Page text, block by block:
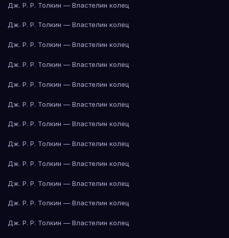
Дж. Р. Р. Толкин — Властелин колец
Дж. Р. Р. Толкин — Властелин колец
Дж. Р. Р. Толкин — Властелин колец
Дж. Р. Р. Толкин — Властелин колец
Дж. Р. Р. Толкин — Властелин колец
Дж. Р. Р. Толкин — Властелин колец
Дж. Р. Р. Толкин — Властелин колец
Дж. Р. Р. Толкин — Властелин колец
Дж. Р. Р. Толкин — Властелин колец
Дж. Р. Р. Толкин — Властелин колец
Дж. Р. Р. Толкин — Властелин колец
Дж. Р. Р. Толкин — Властелин колец